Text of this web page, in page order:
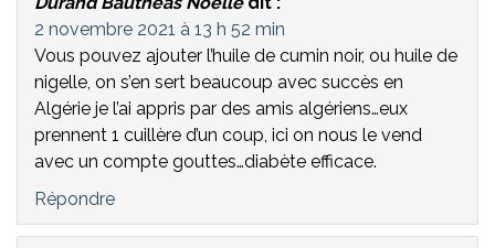
2 novembre 2021 à 13 h 52 min
Vous pouvez ajouter l’huile de cumin noir, ou huile de
nigelle, on s’en sert beaucoup avec succès en
Algérie je l’ai appris par des amis algériens…eux
prennent 1 cuillère d’un coup, ici on nous le vend
avec un compte gouttes…diabète efficace.
Répondre